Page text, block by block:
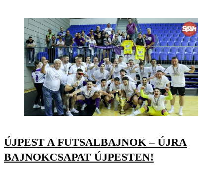
ÚJPEST A FUTSALBAJNOK – ÚJRA
BAJNOKCSAPAT ÚJPESTEN!